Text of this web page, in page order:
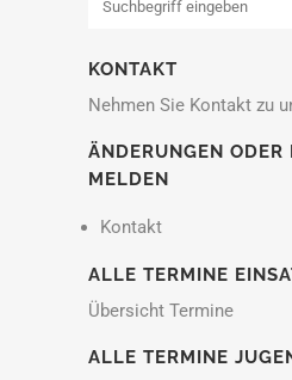
KONTAKT
Nehmen Sie Kontakt zu
ÄNDERUNGEN ODER
MELDEN
Kontakt
ALLE TERMINE
Übersicht Termine
ALLE TERMINE